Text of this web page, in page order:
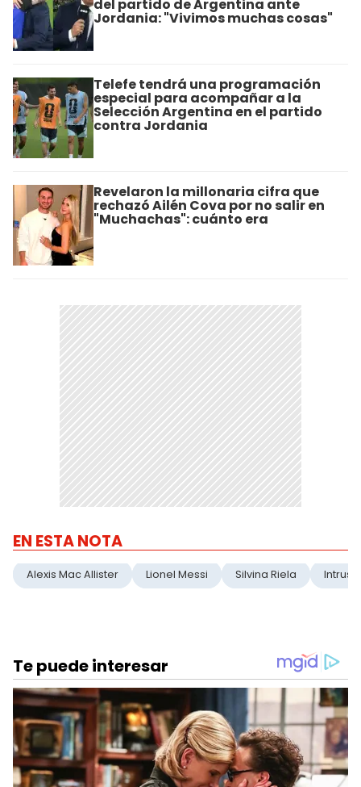
del partido de Argentina ante
Jordania: "Vivimos muchas cosas"
Telefe tendrá una programación
especial para acompañar a la
Selección Argentina en el partido
contra Jordania
Revelaron la millonaria cifra que
rechazó Ailén Cova por no salir en
"Muchachas": cuánto era
EN ESTA NOTA
Alexis Mac Allister Lionel Messi Silvina Riela